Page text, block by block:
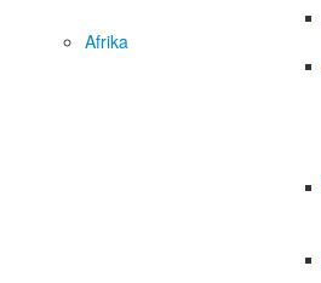
Afrika